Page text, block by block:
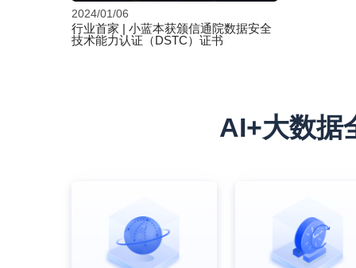
2024/01/06
行业首家 | 小蓝本获颁信通院数据安全
技术能力认证（DSTC）证书
AI+大数据